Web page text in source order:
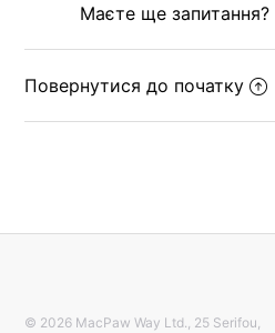
Маєте ще запитання?
Повернутися до початку
© 2026 MacPaw Way Ltd., 25 Serifou,